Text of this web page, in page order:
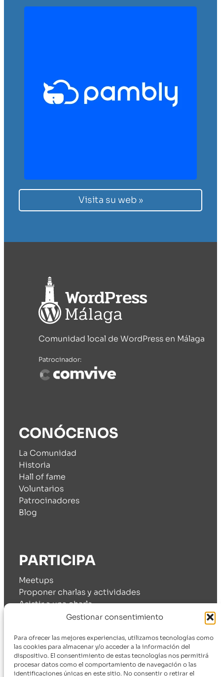
Gestionar consentimiento
Para ofrecer las mejores experiencias, utilizamos tecnologías como
las cookies para almacenar y/o acceder a la información del
dispositivo. El consentimiento de estas tecnologías nos permitirá
procesar datos como el comportamiento de navegación o las
identificaciones únicas en este sitio. No consentir o retirar el
Visita su web »
Comunidad local de WordPress en Málaga
Patrocinador:
CONÓCENOS
La Comunidad
Historia
Hall of fame
Voluntarios
Patrocinadores
Blog
PARTICIPA
Meetups
Proponer charlas y actividades
Asistir a una charla
Cómo patrocinarnos
SÍGUENOS